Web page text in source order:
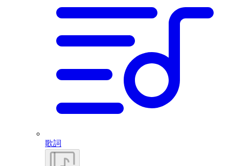
歌詞